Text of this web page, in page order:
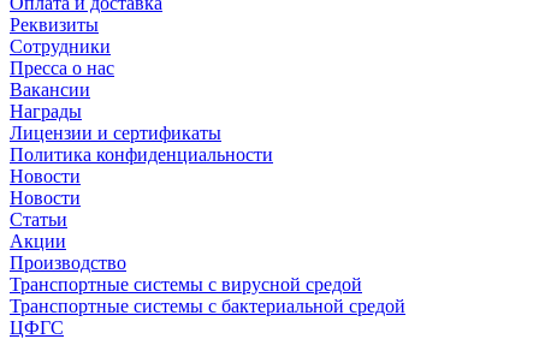
Реквизиты
Сотрудники
Пресса о нас
Вакансии
Награды
Лицензии и сертификаты
Политика конфиденциальности
Новости
Новости
Статьи
Акции
Производство
Транспортные системы с вирусной средой
Транспортные системы с бактериальной средой
ЦФГС